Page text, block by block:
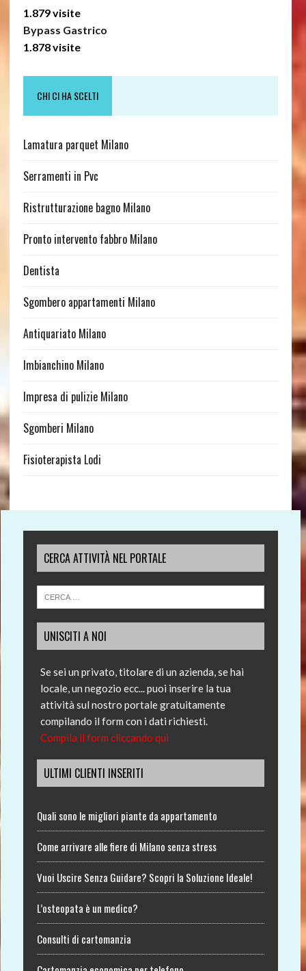
1.879 visite
Bypass Gastrico
1.878 visite
CHI CI HA SCELTI
Lamatura parquet Milano
Serramenti in Pvc
Ristrutturazione bagno Milano
Pronto intervento fabbro Milano
Dentista
Sgombero appartamenti Milano
Antiquariato Milano
Imbianchino Milano
Impresa di pulizie Milano
Sgomberi Milano
Fisioterapista Lodi
CERCA ATTIVITÀ NEL PORTALE
UNISCITI A NOI
Se sei un privato, titolare di un azienda, se hai
locale, un negozio ecc... puoi inserire la tua
attività sul nostro portale gratuitamente
compilando il form con i dati richiesti.
Compila il form cliccando qui
ULTIMI CLIENTI INSERITI
Quali sono le migliori piante da appartamento
Come arrivare alle fiere di Milano senza stress
Vuoi Uscire Senza Guidare? Scopri la Soluzione Ideale!
L’osteopata è un medico?
Consulti di cartomanzia